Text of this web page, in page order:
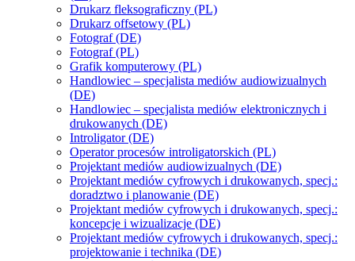
Drukarz fleksograficzny (PL)
Drukarz offsetowy (PL)
Fotograf (DE)
Fotograf (PL)
Grafik komputerowy (PL)
Handlowiec – specjalista mediów audiowizualnych
(DE)
Handlowiec – specjalista mediów elektronicznych i
drukowanych (DE)
Introligator (DE)
Operator procesów introligatorskich (PL)
Projektant mediów audiowizualnych (DE)
Projektant mediów cyfrowych i drukowanych, specj.:
doradztwo i planowanie (DE)
Projektant mediów cyfrowych i drukowanych, specj.:
koncepcje i wizualizacje (DE)
Projektant mediów cyfrowych i drukowanych, specj.:
projektowanie i technika (DE)